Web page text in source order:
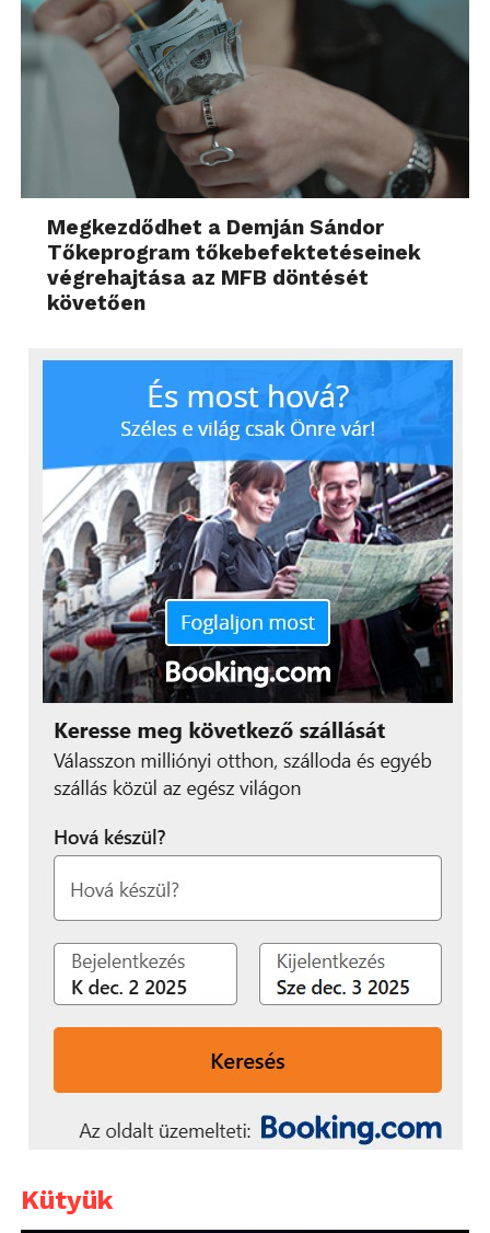
Megkezdődhet a Demján Sándor
Tőkeprogram tőkebefektetéseinek
végrehajtása az MFB döntését
követően
Kütyük